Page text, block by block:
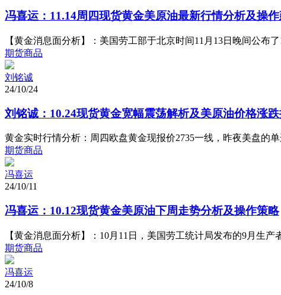
冯喜运：11.14周四现货黄金美原油最新行情分析及操
【黄金消息面分析】：美国劳工部于北京时间11月13日晚间公布
期货商品
刘铭诚
24/10/24
刘铭诚：10.24现货黄金宽幅震荡解析及美原油价格涨
黄金实时行情分析：周四欧盘黄金现报价2735一线，昨夜美盘的
期货商品
冯喜运
24/10/11
冯喜运：10.12现货黄金美原油下周走势分析及操作策略
【黄金消息面分析】：10月11日，美国劳工统计局发布的9月生
期货商品
冯喜运
24/10/8